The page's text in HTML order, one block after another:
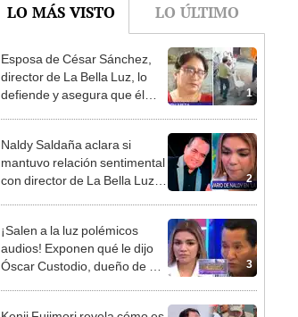
1
Esposa de César Sánchez,
director de La Bella Luz, lo
defiende y asegura que él
confesó relación clandestina
con Naldy Saldaña: "Hace
dos años"
2
Naldy Saldaña aclara si
mantuvo relación sentimental
con director de La Bella Luz
tras denunciarlo por
bajo”
3
¡Salen a la luz polémicos
audios! Exponen qué le dijo
Óscar Custodio, dueño de La
Bella Luz, a Naldy Saldaña
tras denunciar a director
musical
Kenji Fujimori revela cómo es
su actual relación con Keiko